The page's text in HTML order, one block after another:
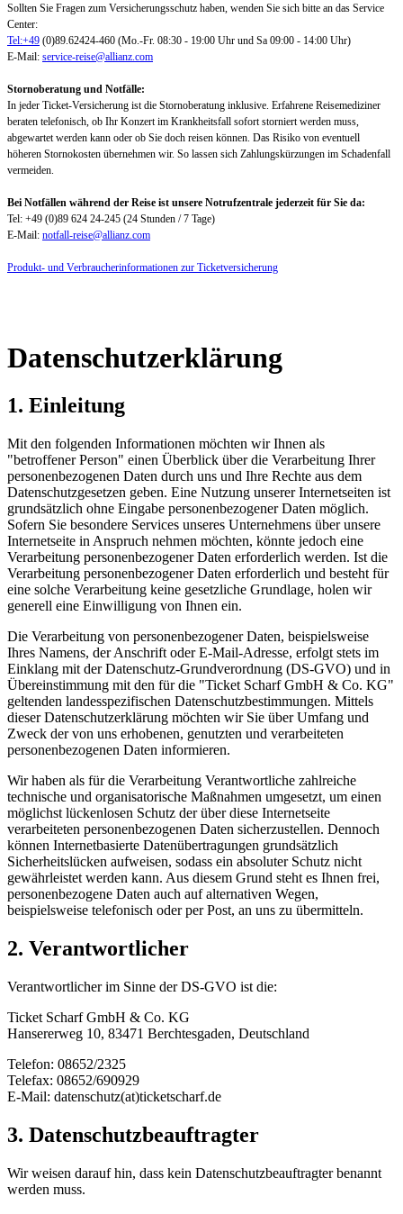
Sollten Sie Fragen zum Versicherungsschutz haben, wenden Sie sich bitte an das Service
Center:
Tel:+49 (0)89.62424-460 (Mo.-Fr. 08:30 - 19:00 Uhr und Sa 09:00 - 14:00 Uhr)
E-Mail: service-reise@allianz.com
Stornoberatung und Notfälle:
In jeder Ticket-Versicherung ist die Stornoberatung inklusive. Erfahrene Reisemediziner
beraten telefonisch, ob Ihr Konzert im Krankheitsfall sofort storniert werden muss,
abgewartet werden kann oder ob Sie doch reisen können. Das Risiko von eventuell
höheren Stornokosten übernehmen wir. So lassen sich Zahlungskürzungen im Schadenfall
vermeiden.
Bei Notfällen während der Reise ist unsere Notrufzentrale jederzeit für Sie da:
Tel: +49 (0)89 624 24-245 (24 Stunden / 7 Tage)
E-Mail: notfall-reise@allianz.com
Produkt- und Verbraucherinformationen zur Ticketversicherung
Datenschutzerklärung
1. Einleitung
Mit den folgenden Informationen möchten wir Ihnen als
"betroffener Person" einen Überblick über die Verarbeitung Ihrer
personenbezogenen Daten durch uns und Ihre Rechte aus dem
Datenschutzgesetzen geben. Eine Nutzung unserer Internetseiten ist
grundsätzlich ohne Eingabe personenbezogener Daten möglich.
Sofern Sie besondere Services unseres Unternehmens über unsere
Internetseite in Anspruch nehmen möchten, könnte jedoch eine
Verarbeitung personenbezogener Daten erforderlich werden. Ist die
Verarbeitung personenbezogener Daten erforderlich und besteht für
eine solche Verarbeitung keine gesetzliche Grundlage, holen wir
generell eine Einwilligung von Ihnen ein.
Die Verarbeitung von personenbezogener Daten, beispielsweise
Ihres Namens, der Anschrift oder E-Mail-Adresse, erfolgt stets im
Einklang mit der Datenschutz-Grundverordnung (DS-GVO) und in
Übereinstimmung mit den für die "Ticket Scharf GmbH & Co. KG"
geltenden landesspezifischen Datenschutzbestimmungen. Mittels
dieser Datenschutzerklärung möchten wir Sie über Umfang und
Zweck der von uns erhobenen, genutzten und verarbeiteten
personenbezogenen Daten informieren.
Wir haben als für die Verarbeitung Verantwortliche zahlreiche
technische und organisatorische Maßnahmen umgesetzt, um einen
möglichst lückenlosen Schutz der über diese Internetseite
verarbeiteten personenbezogenen Daten sicherzustellen. Dennoch
können Internetbasierte Datenübertragungen grundsätzlich
Sicherheitslücken aufweisen, sodass ein absoluter Schutz nicht
gewährleistet werden kann. Aus diesem Grund steht es Ihnen frei,
personenbezogene Daten auch auf alternativen Wegen,
beispielsweise telefonisch oder per Post, an uns zu übermitteln.
2. Verantwortlicher
Verantwortlicher im Sinne der DS-GVO ist die:
Ticket Scharf GmbH & Co. KG
Hansererweg 10, 83471 Berchtesgaden, Deutschland
Telefon: 08652/2325
Telefax: 08652/690929
E-Mail: datenschutz(at)ticketscharf.de
3. Datenschutzbeauftragter
Wir weisen darauf hin, dass kein Datenschutzbeauftragter benannt
werden muss.